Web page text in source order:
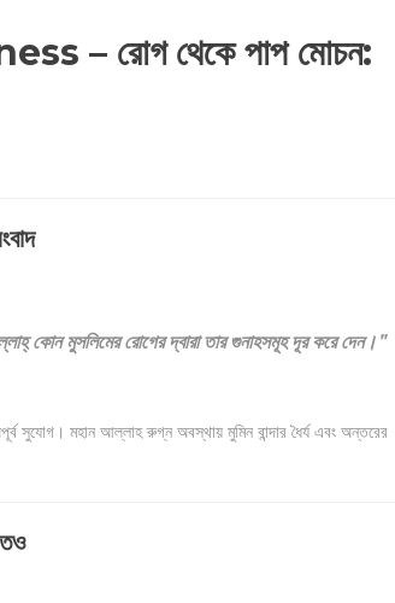
রোগ থেকে পাপ মোচন:
কোন মুসলিমের রোগের দ্বারা তার গুনাহসমূহ দূর করে দেন।”
সুযোগ। মহান আল্লাহ রুগ্ন অবস্থায় মুমিন বান্দার ধৈর্য এবং অন্তরের